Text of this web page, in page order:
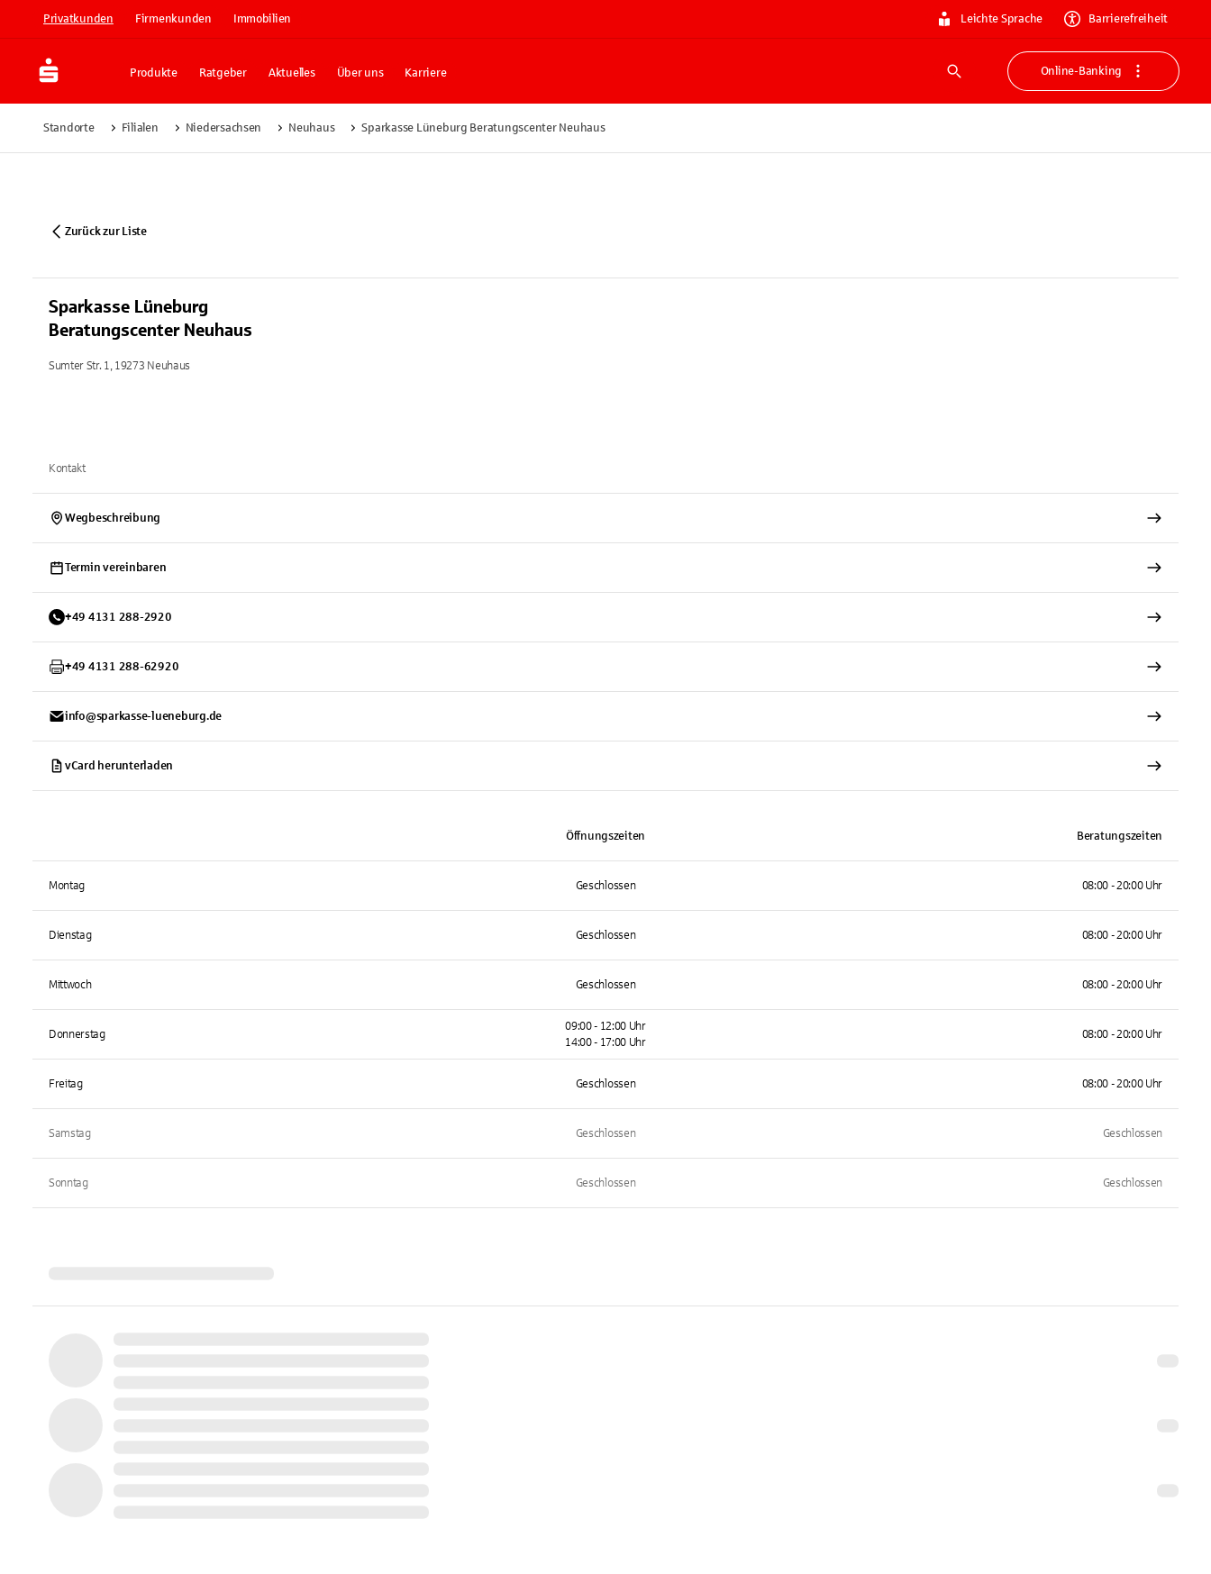
Privatkunden Firmenkunden Immobilien Leichte Sprache Barrierefreiheit
Produkte Ratgeber Aktuelles Über uns Karriere
Suche
Online-Banking
Standorte Filialen Niedersachsen Neuhaus Sparkasse Lüneburg Beratungscenter Neuhaus
Zurück zur Liste
Sparkasse Lüneburg
Beratungscenter Neuhaus
Sumter Str. 1, 19273 Neuhaus
Kontakt
Wegbeschreibung
Termin vereinbaren
+49 4131 288-2920
+49 4131 288-62920
info@sparkasse-lueneburg.de
vCard herunterladen
Öffnungszeiten Beratungszeiten
Montag Geschlossen 08:00 - 20:00 Uhr
Dienstag Geschlossen 08:00 - 20:00 Uhr
Mittwoch Geschlossen 08:00 - 20:00 Uhr
Donnerstag
09:00 - 12:00 Uhr
14:00 - 17:00 Uhr
08:00 - 20:00 Uhr
Freitag Geschlossen 08:00 - 20:00 Uhr
Samstag Geschlossen Geschlossen
Sonntag Geschlossen Geschlossen